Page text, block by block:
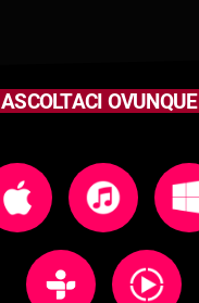
ASCOLTACI OVUNQUE